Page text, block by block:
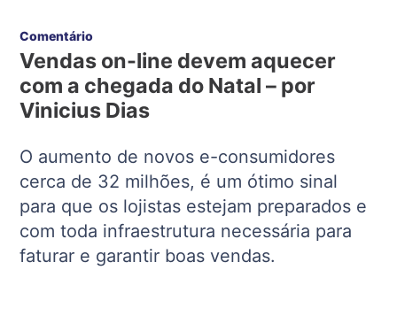
Comentário
Vendas on-line devem aquecer
com a chegada do Natal – por
Vinicius Dias
O aumento de novos e-consumidores
cerca de 32 milhões, é um ótimo sinal
para que os lojistas estejam preparados e
com toda infraestrutura necessária para
faturar e garantir boas vendas.